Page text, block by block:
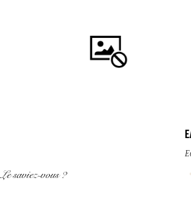
Le saviez-vous ?